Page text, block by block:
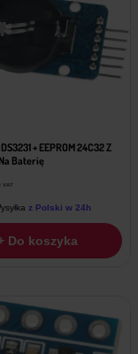
+ EEPROM 24C32 Z
Baterię
z VAT
z Polski w 24h
Do koszyka